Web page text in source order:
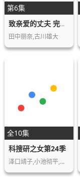
第6集
致亲爱的丈夫 完美妻子的谎言
田中丽奈,古川雄大
全10集
科搜研之女第24季
泽口靖子,小池彻平,若村麻由美,齐藤晓,山本…